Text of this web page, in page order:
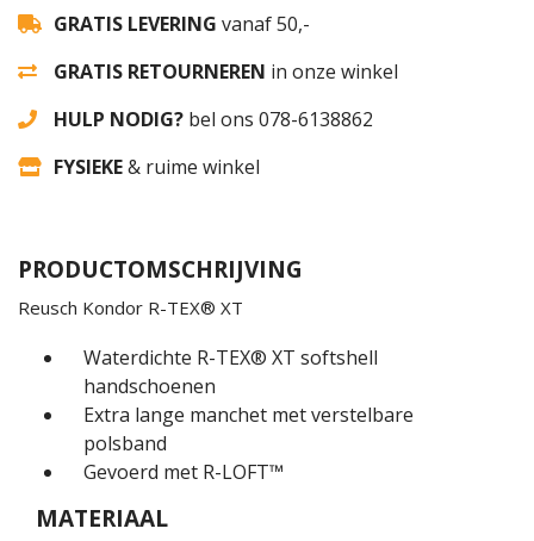
GRATIS LEVERING vanaf 50,-
GRATIS RETOURNEREN in onze winkel
HULP NODIG? bel ons 078-6138862
FYSIEKE& ruime winkel
PRODUCTOMSCHRIJVING
Reusch Kondor R-TEX® XT
Waterdichte R-TEX® XT softshell
handschoenen
Extra lange manchet met verstelbare
polsband
Gevoerd met R-LOFT™
MATERIAAL